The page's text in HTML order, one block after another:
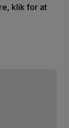
klik for at